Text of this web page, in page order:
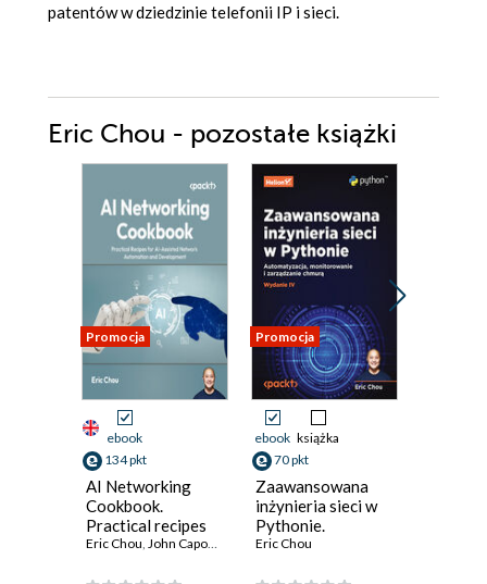
patentów w dziedzinie telefonii IP i sieci.
Eric Chou - pozostałe książki
Promocja
ebook
134 pkt
AI Networking
Cookbook.
Practical recipes
for AI-assisted
Eric Chou John Capobianco
Promocja
ebook książka
70 pkt
Zaawansowana
inżynieria sieci w
Pythonie.
Automatyzacja,
Eric Chou